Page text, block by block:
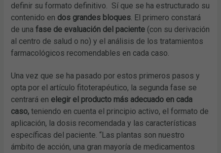
definir su formato definitivo. Sí que se ha estructurado su
contenido en dos grandes bloques. El primero constará
de unafase de evaluación del paciente (con su derivación
al centro de salud o no) y el análisis de los tratamientos
farmacológicos recomendables en cada caso.
Una vez que se ha pasado por estos primeros pasos y
opta por el artículo fitoterapéutico, la segunda fase se
centrará en elegir el producto más adecuado en cada
caso, teniendo en cuenta el principio activo, el formato de
aplicación, la dosis recomendada y las características
específicas del paciente. “Las plantas son nuestro
ámbito de acción, una gran mayoría de medicamentos